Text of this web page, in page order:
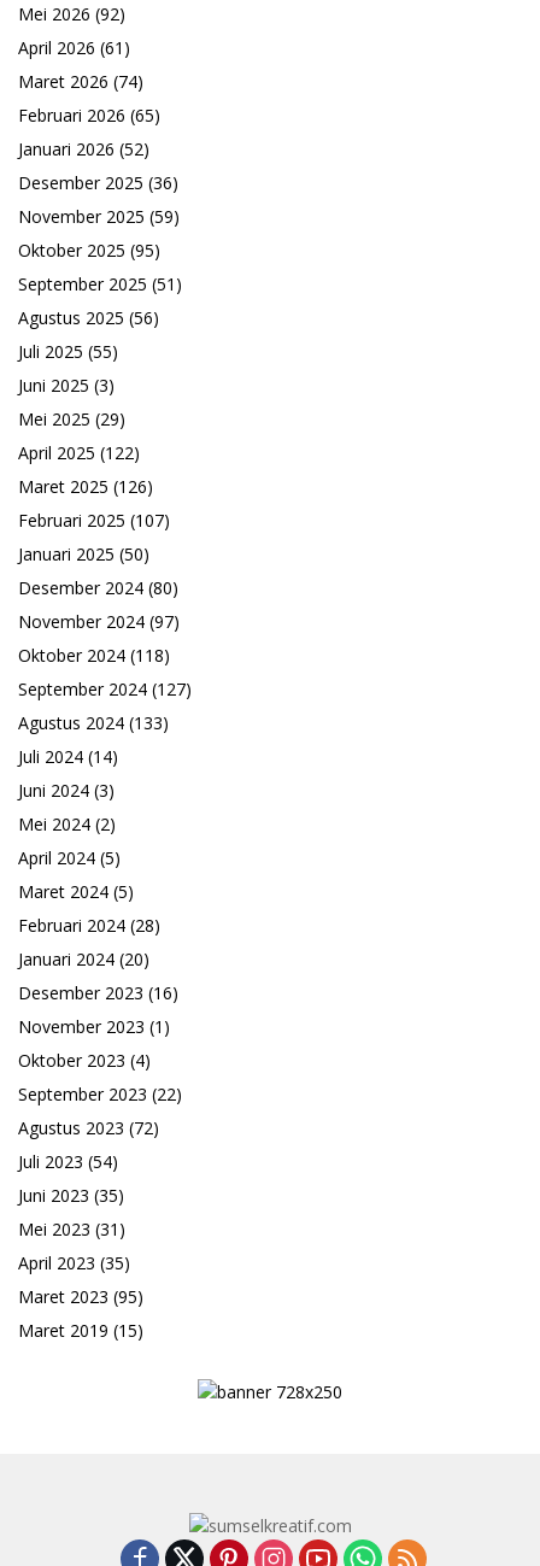
Mei 2026 (92)
April 2026 (61)
Maret 2026 (74)
Februari 2026 (65)
Januari 2026 (52)
Desember 2025 (36)
November 2025 (59)
Oktober 2025 (95)
September 2025 (51)
Agustus 2025 (56)
Juli 2025 (55)
Juni 2025 (3)
Mei 2025 (29)
April 2025 (122)
Maret 2025 (126)
Februari 2025 (107)
Januari 2025 (50)
Desember 2024 (80)
November 2024 (97)
Oktober 2024 (118)
September 2024 (127)
Agustus 2024 (133)
Juli 2024 (14)
Juni 2024 (3)
Mei 2024 (2)
April 2024 (5)
Maret 2024 (5)
Februari 2024 (28)
Januari 2024 (20)
Desember 2023 (16)
November 2023 (1)
Oktober 2023 (4)
September 2023 (22)
Agustus 2023 (72)
Juli 2023 (54)
Juni 2023 (35)
Mei 2023 (31)
April 2023 (35)
Maret 2023 (95)
Maret 2019 (15)